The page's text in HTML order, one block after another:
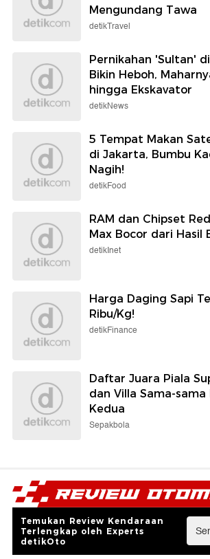
Mengundang Tawa
detikTravel
Pernikahan 'Sultan'
Bikin Heboh,
hingga Ekskavator
detikNews
5 Tempat Makan
di Jakarta, Bumbu
Nagih!
detikFood
RAM dan Chipset
Max Bocor dari Hasil
detikInet
Harga Daging Sapi
Ribu/Kg!
detikFinance
Daftar Juara Piala
dan Villa Sama-sama
Kedua
Sepakbola
Temukan Review Kendaraan
Terlengkap oleh Experts
detikOto